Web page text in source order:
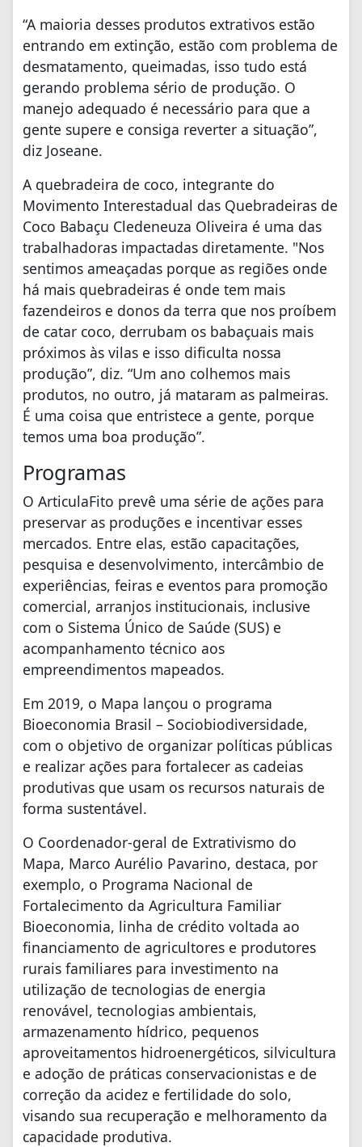
“A maioria desses produtos extrativos estão
entrando em extinção, estão com problema de
desmatamento, queimadas, isso tudo está
gerando problema sério de produção. O
manejo adequado é necessário para que a
gente supere e consiga reverter a situação”,
diz Joseane.
A quebradeira de coco, integrante do
Movimento Interestadual das Quebradeiras de
Coco Babaçu Cledeneuza Oliveira é uma das
trabalhadoras impactadas diretamente. "Nos
sentimos ameaçadas porque as regiões onde
há mais quebradeiras é onde tem mais
fazendeiros e donos da terra que nos proíbem
de catar coco, derrubam os babaçuais mais
próximos às vilas e isso dificulta nossa
produção”, diz. “Um ano colhemos mais
produtos, no outro, já mataram as palmeiras.
É uma coisa que entristece a gente, porque
temos uma boa produção”.
Programas
O ArticulaFito prevê uma série de ações para
preservar as produções e incentivar esses
mercados. Entre elas, estão capacitações,
pesquisa e desenvolvimento, intercâmbio de
experiências, feiras e eventos para promoção
comercial, arranjos institucionais, inclusive
com o Sistema Único de Saúde (SUS) e
acompanhamento técnico aos
empreendimentos mapeados.
Em 2019, o Mapa lançou o programa
Bioeconomia Brasil – Sociobiodiversidade,
com o objetivo de organizar políticas públicas
e realizar ações para fortalecer as cadeias
produtivas que usam os recursos naturais de
forma sustentável.
O Coordenador-geral de Extrativismo do
Mapa, Marco Aurélio Pavarino, destaca, por
exemplo, o Programa Nacional de
Fortalecimento da Agricultura Familiar
Bioeconomia, linha de crédito voltada ao
financiamento de agricultores e produtores
rurais familiares para investimento na
utilização de tecnologias de energia
renovável, tecnologias ambientais,
armazenamento hídrico, pequenos
aproveitamentos hidroenergéticos, silvicultura
e adoção de práticas conservacionistas e de
correção da acidez e fertilidade do solo,
visando sua recuperação e melhoramento da
capacidade produtiva.